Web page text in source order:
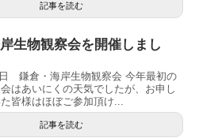
記事を読む
生物観察会を開催しまし
鎌倉・海岸生物観察会 今年最初の
はあいにくの天気でしたが、お申し
皆様はほぼご参加頂け...
記事を読む